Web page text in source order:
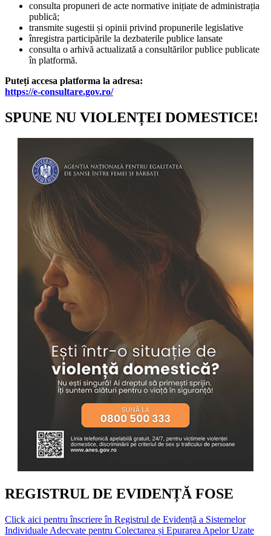
consulta propuneri de acte normative inițiate de administrația
publică;
transmite sugestii și opinii privind propunerile legislative
înregistra participările la dezbaterile publice lansate
consulta o arhivă actualizată a consultărilor publice publicate
în platformă.
Puteți accesa platforma la adresa:
https://e-consultare.gov.ro/
SPUNE NU VIOLENȚEI DOMESTICE!
REGISTRUL DE EVIDENȚĂ FOSE
Click aici pentru înscriere în Registrul de Evidență a Sistemelor
Individuale Adecvate pentru Colectarea și Epurarea Apelor Uzate